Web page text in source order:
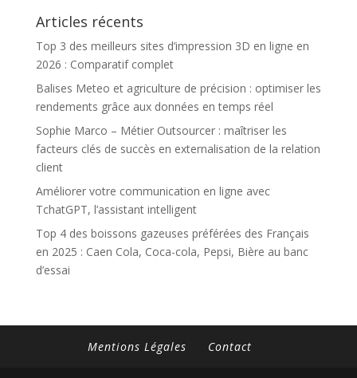
Articles récents
Top 3 des meilleurs sites d’impression 3D en ligne en
2026 : Comparatif complet
Balises Meteo et agriculture de précision : optimiser les
rendements grâce aux données en temps réel
Sophie Marco – Métier Outsourcer : maîtriser les
facteurs clés de succès en externalisation de la relation
client
Améliorer votre communication en ligne avec
TchatGPT, l’assistant intelligent
Top 4 des boissons gazeuses préférées des Français
en 2025 : Caen Cola, Coca-cola, Pepsi, Bière au banc
d’essai
Mentions Légales Contact